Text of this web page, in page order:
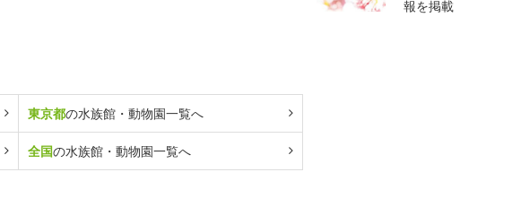
東京都の水族館・動物園一覧へ
全国の水族館・動物園一覧へ
報を掲載